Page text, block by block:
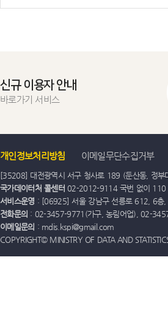
신규 이용자 안내
바로가기 서비스
개인정보처리방침 이메일무단수집거부
[35208] 대전광역시 서구 청사로 189 (둔산동, 정부
국가데이터처 콜센터 02-2012-9114 국번 없이 110
서비스운영 : [06925] 서울 강남구 선릉로 612, 6층
전화문의 : 02-3457-9771(가구, 농림어업), 02-
이메일문의 : mdis.kspi@gmail.com
COPYRIGHT© MINISTRY OF DATA AND